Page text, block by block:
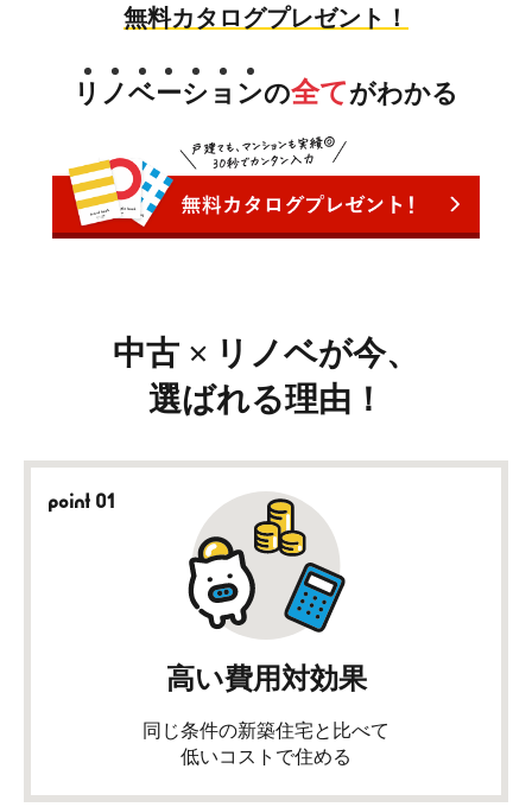
無料カタログプレゼント！
リ ノベーシ ョ ンの全てがわかる
中古
リノベが今、
選ばれる理由！
point 01
高い費用対効果
同じ条件の新築住宅と比べて
低いコストで住める